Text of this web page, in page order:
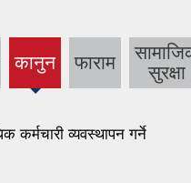
कानुन
(active
tab)
फाराम
सुरक्षा
कर्मचारी व्यवस्थापन गर्ने